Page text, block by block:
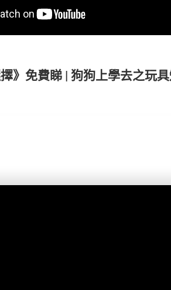
擇》免費睇 | 狗狗上學去之玩